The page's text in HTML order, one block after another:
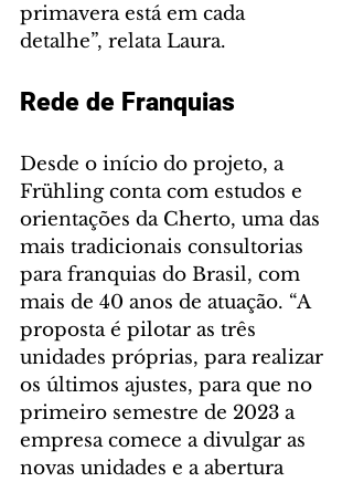
primavera está em cada
detalhe”, relata Laura.
Rede de Franquias
Desde o início do projeto, a
Frühling conta com estudos e
orientações da Cherto, uma das
mais tradicionais consultorias
para franquias do Brasil, com
mais de 40 anos de atuação. “A
proposta é pilotar as três
unidades próprias, para realizar
os últimos ajustes, para que no
primeiro semestre de 2023 a
empresa comece a divulgar as
novas unidades e a abertura